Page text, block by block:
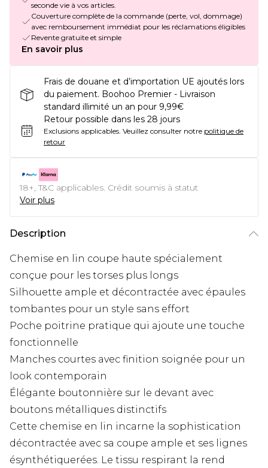
seconde vie à vos articles.
Couverture complète de la commande (perte, vol, dommage)
avec remboursement immédiat pour les réclamations éligibles
Revente gratuite et simple
En savoir plus
Frais de douane et d’importation UE ajoutés lors
du paiement. Boohoo Premier - Livraison
standard illimité un an pour 9,99€
Retour possible dans les 28 jours
Exclusions applicables. Veuillez consulter notre politique de
retour
18+, T&C applicables. Crédit soumis à statut
Voir plus
Description
Chemise en lin coupe haute spécialement
conçue pour les torses plus longs
Silhouette ample et décontractée avec épaules
tombantes pour un style sans effort
Poche poitrine pratique qui ajoute une touche
fonctionnelle
Manches courtes avec finition soignée pour un
look contemporain
Élégante boutonnière sur le devant avec
boutons métalliques distinctifs
Cette chemise en lin incarne la sophistication
décontractée avec sa coupe ample et ses lignes
ésynthétiquerées. Le tissu respirant la rend